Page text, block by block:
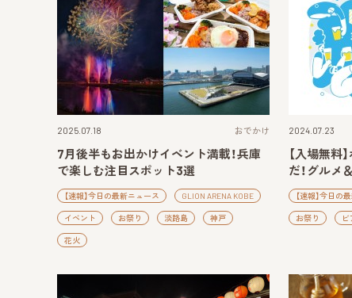
2025.07.18 おでかけ
7月後半もお出かけイベント満載！兵庫
で楽しむ注目スポット3選
【速報】今日の最新ニュース GLION ARENA KOBE
イベント お祭り 淡路島 神戸
花火
2024.07.23
【入場無料
だ！グルメ
【速報】今日の
お祭り